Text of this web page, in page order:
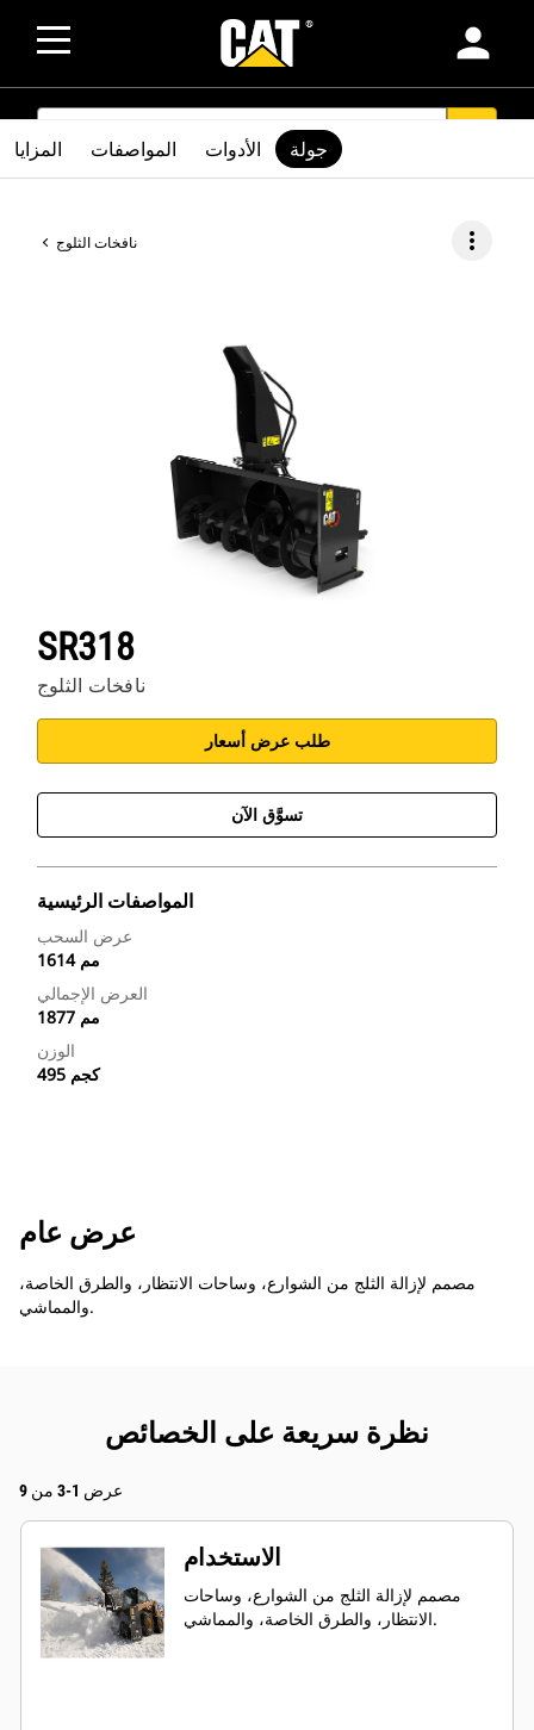
person
SEARCH
نافخات الثلوج more_vert
SR318
نافخات الثلوج
طلب عرض أسعار
تسوَّق الآن
المواصفات الرئيسية
عرض السحب
1614 مم
العرض الإجمالي
1877 مم
الوزن
495 كجم
المزايا المواصفات الأدوات جولة
عرض عام
مصمم لإزالة الثلج من الشوارع، وساحات الانتظار، والطرق الخاصة،
والمماشي.
نظرة سريعة على الخصائص
عرض 1-3 من 9
الاستخدام
مصمم لإزالة الثلج من الشوارع، وساحات
الانتظار، والطرق الخاصة، والمماشي.